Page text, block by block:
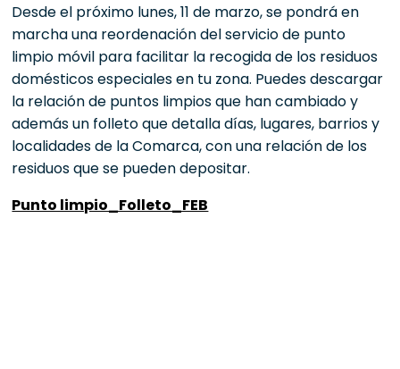
Desde el próximo lunes, 11 de marzo, se pondrá en
marcha una reordenación del servicio de punto
limpio móvil para facilitar la recogida de los residuos
domésticos especiales en tu zona. Puedes descargar
la relación de puntos limpios que han cambiado y
además un folleto que detalla días, lugares, barrios y
localidades de la Comarca, con una relación de los
residuos que se pueden depositar.
Punto limpio_Folleto_FEB